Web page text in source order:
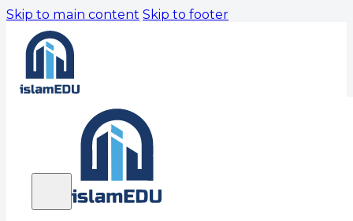
Skip to main content Skip to footer